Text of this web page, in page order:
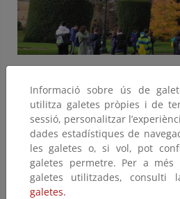
Valsaín y La Granja de San
Como respuesta a la situación
vivimos actualmente,
nuestros programas, elÁrea de
otros escenarios para el
actividades educativas fuera del
todas las dificultades. Se utiliza el
se ubica el Centro para realizar
Informació sobre ús de
utilitza galetes pròpies i de
sessió, personalitzar
dades estadístiques de
les galetes o, si vol, pot
galetes permetre. Per a més
galetes utilitzades, consulti
galetes.